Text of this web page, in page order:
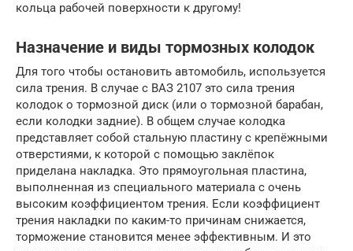
кольца рабочей поверхности к другому!
Назначение и виды тормозных колодок
Для того чтобы остановить автомобиль, используется
сила трения. В случае с ВАЗ 2107 это сила трения
колодок о тормозной диск (или о тормозной барабан,
если колодки задние). В общем случае колодка
представляет собой стальную пластину с крепёжными
отверстиями, к которой с помощью заклёпок
приделана накладка. Это прямоугольная пластина,
выполненная из специального материала с очень
высоким коэффициентом трения. Если коэффициент
трения накладки по каким-то причинам снижается,
торможение становится менее эффективным. И это